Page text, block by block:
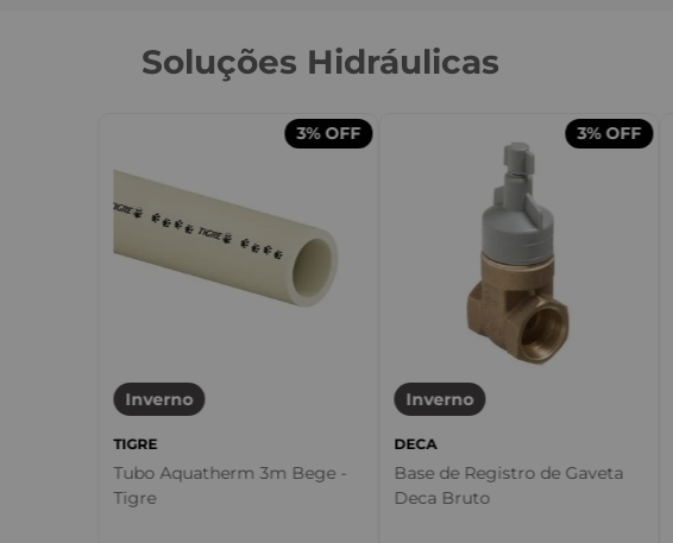
Soluções Hidráulicas
3%OFF
Inverno
TIGRE
Tubo Aquatherm 3m Bege -
Tigre
3%OFF
Inverno
DECA
Base de Registro de Gaveta
Deca Bruto